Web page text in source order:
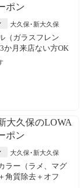
大久保･新大久保
（ガラスフレン
か月来店ない方OK
大久保･新大久保
ラー（ラメ、マグ
角質除去＋オフ